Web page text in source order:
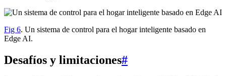
Fig 6. Un sistema de control para el hogar inteligente basado en
Edge AI.
Desafíos y limitaciones#